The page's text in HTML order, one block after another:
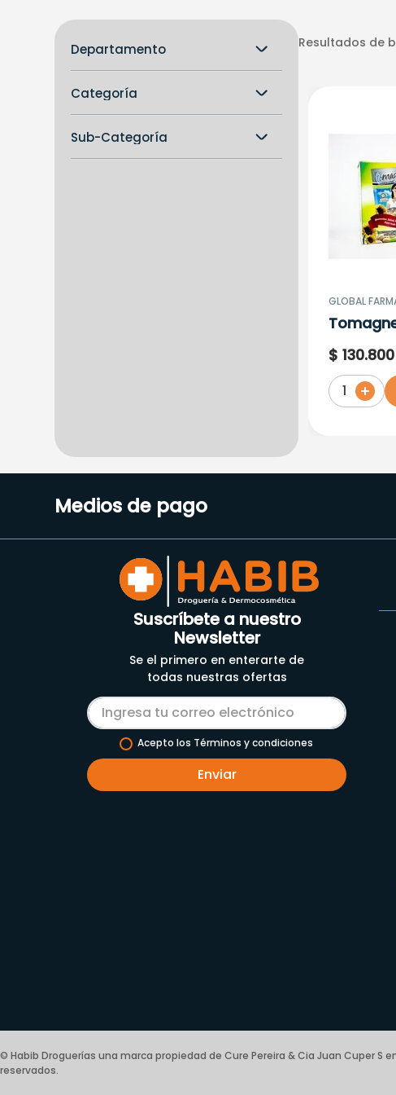
Departamento
Naturales y Homeopáticos
Categoría
Vitaminas y Suplementos
Sub-Categoría
Resultados de
GLOBAL
150Gr X
$ 130.800
1
Medios de pago
Suscríbete a nuestro
Newsletter
Se el primero en enterarte de
todas nuestras ofertas
Acepto los Términos y condiciones
Enviar
© Habib Droguerías una marca propiedad de Cure Pereira & Cia Juan Cuper S
reservados.